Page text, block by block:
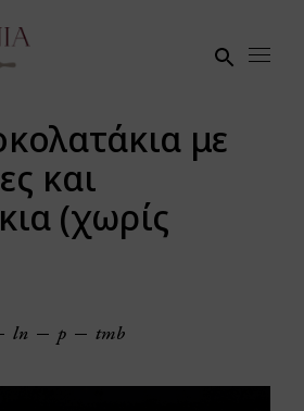
με
και
(χωρίς
ln p tmb